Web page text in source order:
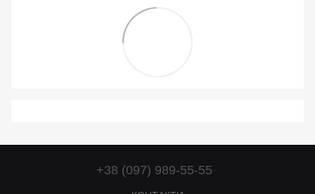
+38 (097) 989-55-55